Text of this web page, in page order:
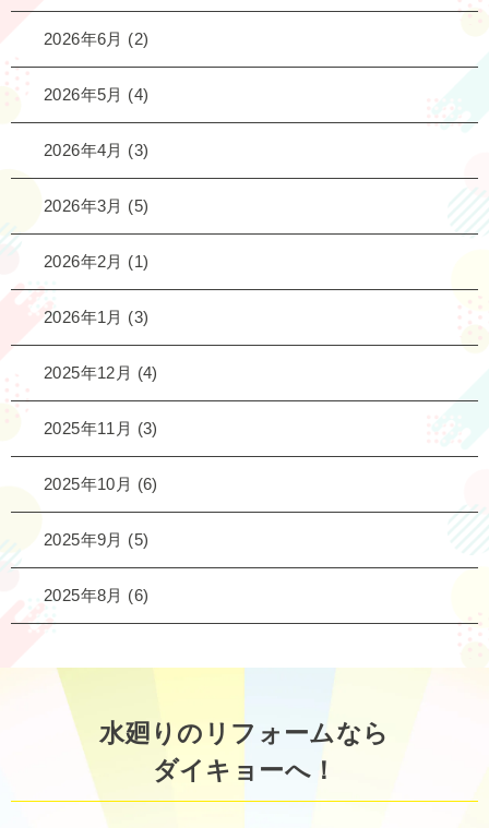
2026年6月 (2)
2026年5月 (4)
2026年4月 (3)
2026年3月 (5)
2026年2月 (1)
2026年1月 (3)
2025年12月 (4)
2025年11月 (3)
2025年10月 (6)
2025年9月 (5)
2025年8月 (6)
水廻りのリフォームなら
ダイキョーへ！